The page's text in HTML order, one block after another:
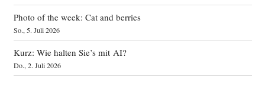
Photo of the week: Cat and berries
So., 5. Juli 2026
Kurz: Wie halten Sie’s mit AI?
Do., 2. Juli 2026